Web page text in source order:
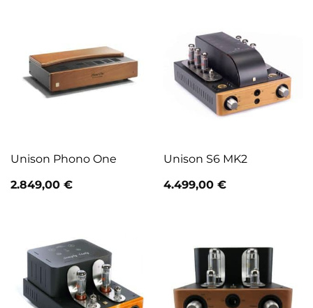
Unison Phono One
2.849,00 €
Unison S6 MK2
4.499,00 €